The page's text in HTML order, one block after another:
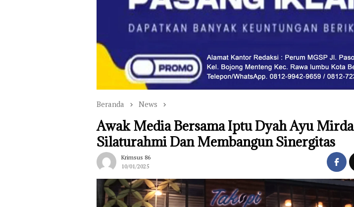
Beranda News
Awak Media Bersama Iptu Dyah Ayu
Silaturahmi Dan Membangun Sinergitas
Krimsus 86
10/01/2025